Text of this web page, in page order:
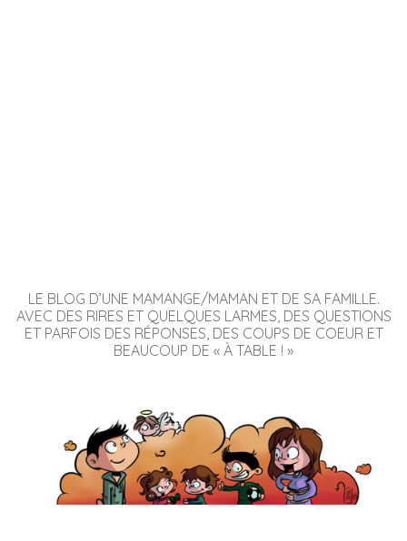
LE BLOG D’UNE MAMANGE/MAMAN ET DE SA FAMILLE.
AVEC DES RIRES ET QUELQUES LARMES, DES QUESTIONS
ET PARFOIS DES RÉPONSES, DES COUPS DE COEUR ET
BEAUCOUP DE « À TABLE ! »